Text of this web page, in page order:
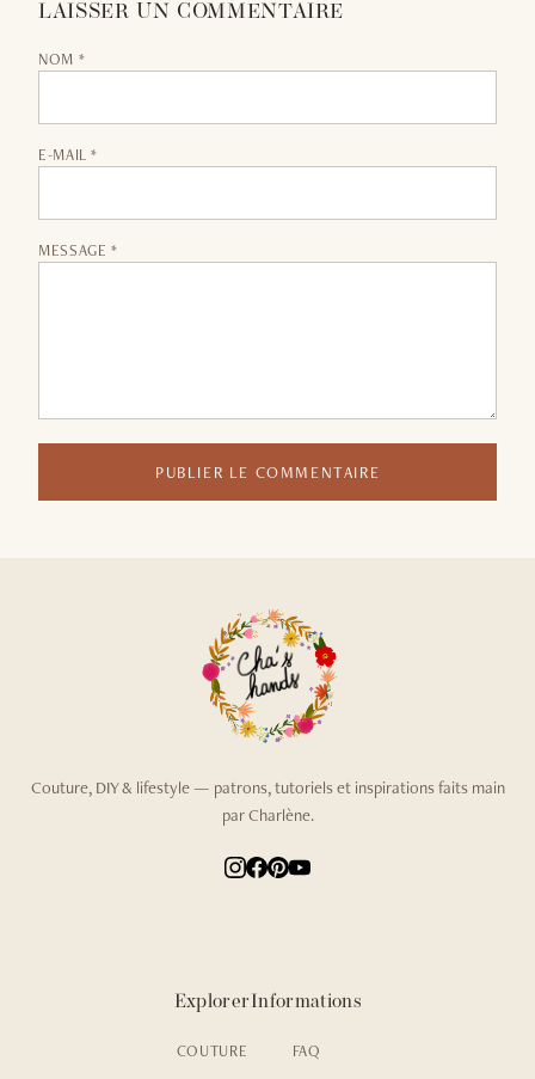
LAISSER UN COMMENTAIRE
NOM *
E-MAIL *
MESSAGE *
PUBLIER LE COMMENTAIRE
Couture, DIY & lifestyle — patrons, tutoriels et inspirations faits main
par Charlène.
Explorer
COUTURE
Informations
FAQ